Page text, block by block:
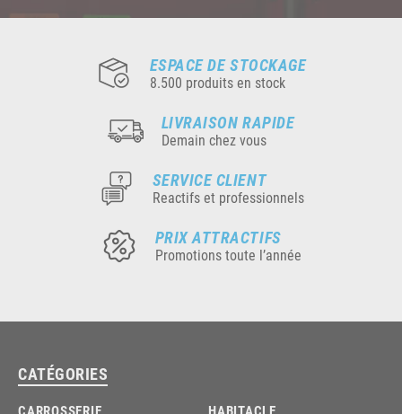
ESPACE DE STOCKAGE
8.500 produits en stock
LIVRAISON RAPIDE
Demain chez vous
SERVICE CLIENT
Reactifs et professionnels
PRIX ATTRACTIFS
Promotions toute l’année
CATÉGORIES
CARROSSERIE
HABITACLE